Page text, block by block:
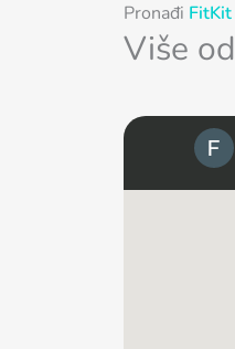
Pronađi FitKit
Više od